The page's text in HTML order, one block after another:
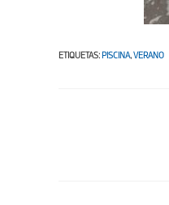
ETIQUETAS: PISCINA, VERANO